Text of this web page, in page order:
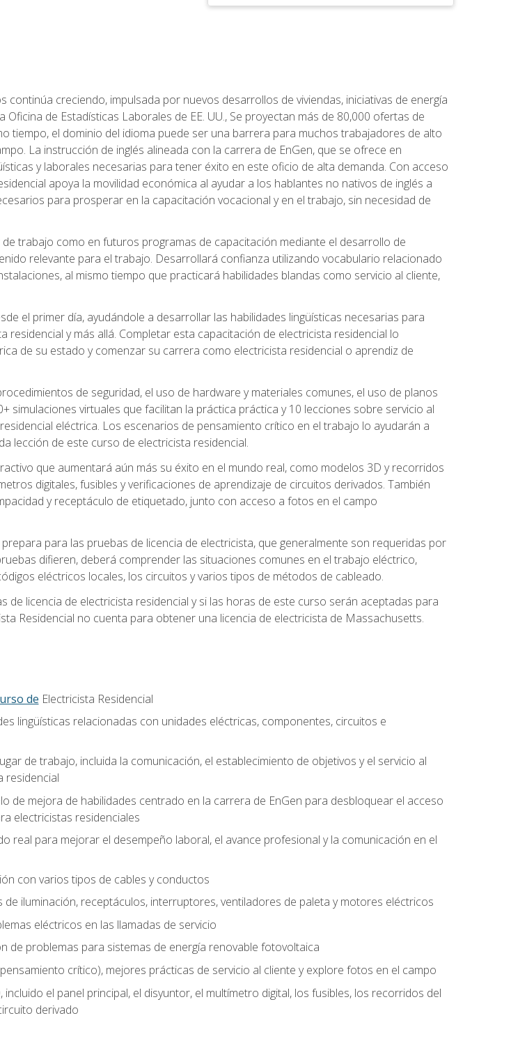
continúa creciendo, impulsada por nuevos desarrollos de viviendas, iniciativas de energía
de Estadísticas Laborales de EE. UU., Se proyectan más de 80,000 ofertas de
tiempo, el dominio del idioma puede ser una barrera para muchos trabajadores de alto
La instrucción de inglés alineada con la carrera de EnGen, que se ofrece en
y laborales necesarias para tener éxito en este oficio de alta demanda. Con acceso
apoya la movilidad económica al ayudar a los hablantes no nativos de inglés a
para prosperar en la capacitación vocacional y en el trabajo, sin necesidad de
trabajo como en futuros programas de capacitación mediante el desarrollo de
relevante para el trabajo. Desarrollará confianza utilizando vocabulario relacionado
al mismo tiempo que practicará habilidades blandas como servicio al cliente,
el primer día, ayudándole a desarrollar las habilidades lingüísticas necesarias para
y más allá. Completar esta capacitación de electricista residencial lo
de su estado y comenzar su carrera como electricista residencial o aprendiz de
de seguridad, el uso de hardware y materiales comunes, el uso de planos
simulaciones virtuales que facilitan la práctica práctica y 10 lecciones sobre servicio al
eléctrica. Los escenarios de pensamiento crítico en el trabajo lo ayudarán a
lección de este curso de electricista residencial.
que aumentará aún más su éxito en el mundo real, como modelos 3D y recorridos
digitales, fusibles y verificaciones de aprendizaje de circuitos derivados. También
y receptáculo de etiquetado, junto con acceso a fotos en el campo
para las pruebas de licencia de electricista, que generalmente son requeridas por
difieren, deberá comprender las situaciones comunes en el trabajo eléctrico,
eléctricos locales, los circuitos y varios tipos de métodos de cableado.
de licencia de electricista residencial y si las horas de este curso serán aceptadas para
Residencial no cuenta para obtener una licencia de electricista de Massachusetts.
de Electricista Residencial
lingüísticas relacionadas con unidades eléctricas, componentes, circuitos e
de trabajo, incluida la comunicación, el establecimiento de objetivos y el servicio al
residencial
de mejora de habilidades centrado en la carrera de EnGen para desbloquear el acceso
electricistas residenciales
real para mejorar el desempeño laboral, el avance profesional y la comunicación en el
con varios tipos de cables y conductos
iluminación, receptáculos, interruptores, ventiladores de paleta y motores eléctricos
eléctricos en las llamadas de servicio
de problemas para sistemas de energía renovable fotovoltaica
crítico), mejores prácticas de servicio al cliente y explore fotos en el campo
el panel principal, el disyuntor, el multímetro digital, los fusibles, los recorridos del
derivado